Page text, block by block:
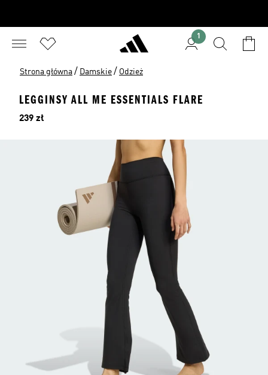
1
Strona główna / Damskie / Odzież
LEGGINSY ALL ME ESSENTIALS FLARE
Cena
239 zł